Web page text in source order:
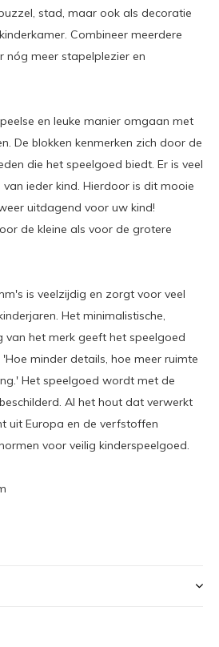
stad, maar ook als decoratie
Combineer meerdere
nóg meer stapelplezier en
en leuke manier omgaan met
De blokken kenmerken zich door de
die het speelgoed biedt. Er is veel
ieder kind. Hierdoor is dit mooie
uitdagend voor uw kind!
de kleine als voor de grotere
is veelzijdig en zorgt voor veel
Het minimalistische,
van het merk geeft het speelgoed
minder details, hoe meer ruimte
Het speelgoed wordt met de
Al het hout dat verwerkt
uit Europa en de verfstoffen
voor veilig kinderspeelgoed.